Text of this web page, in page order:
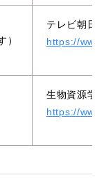
）
テレビ朝日
https://
生物資源学
https://